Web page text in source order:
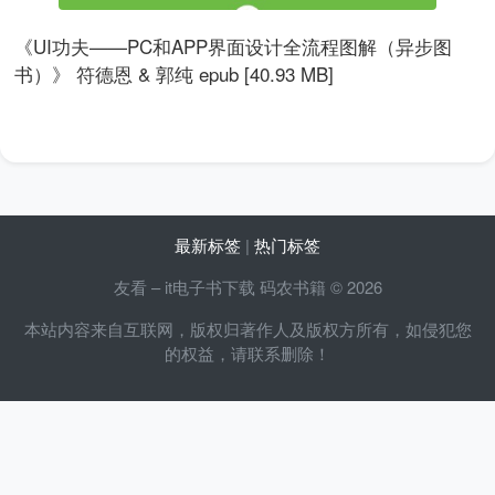
《UI功夫——PC和APP界面设计全流程图解（异步图
书）》 符德恩 & 郭纯 epub [40.93 MB]
最新标签 | 热门标签
友看 – it电子书下载 码农书籍 © 2026
本站内容来自互联网，版权归著作人及版权方所有，如侵犯您
的权益，请联系删除！